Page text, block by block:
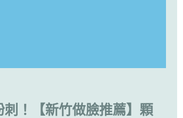
刺！【新竹做臉推薦】顆